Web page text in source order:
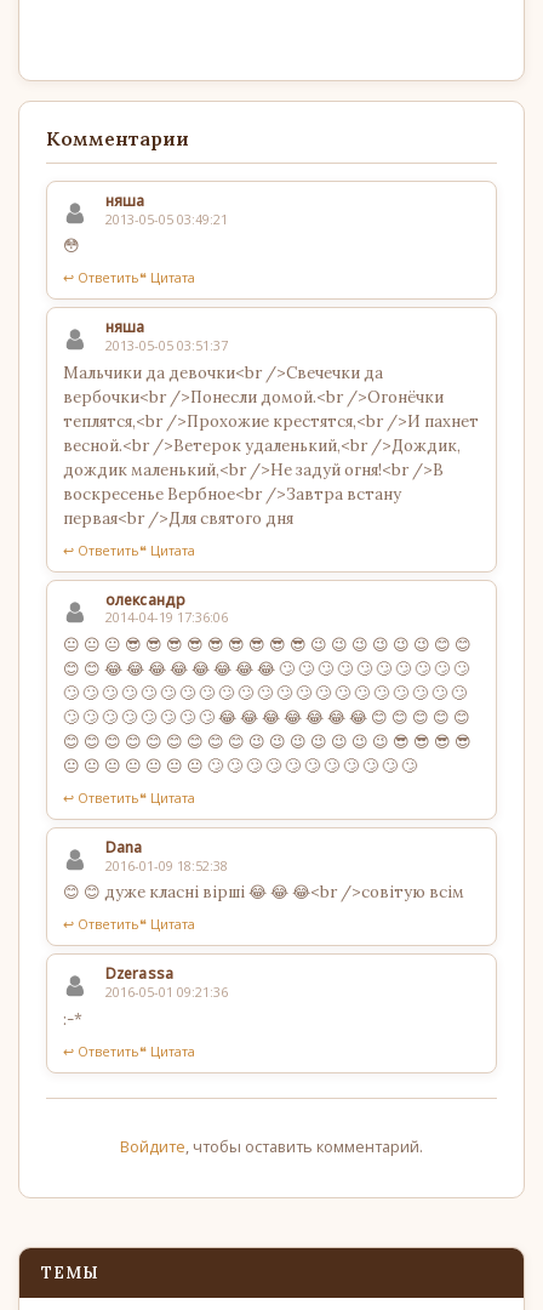
Комментарии
няша
2013-05-05 03:49:21
😳
↩ Ответить❝ Цитата
няша
2013-05-05 03:51:37
Мальчики да девочки<br />Свечечки да
вербочки<br />Понесли домой.<br />Огонёчки
теплятся,<br />Прохожие крестятся,<br />И пахнет
весной.<br />Ветерок удаленький,<br />Дождик,
дождик маленький,<br />Не задуй огня!<br />В
воскресенье Вербное<br />Завтра встану
первая<br />Для святого дня
↩ Ответить❝ Цитата
олександр
2014-04-19 17:36:06
😐 😐 😐 😎 😎 😎 😎 😎 😎 😎 😎 😎 😉 😉 😉 😉 😉 😉 😊 😊
😊 😊 😂 😂 😂 😂 😂 😂 😂 😂 🙄 🙄 🙄 🙄 🙄 🙄 🙄 🙄 🙄 🙄
🙄 🙄 🙄 🙄 🙄 🙄 🙄 🙄 🙄 🙄 🙄 🙄 🙄 🙄 🙄 🙄 🙄 🙄 🙄 🙄 🙄
🙄 🙄 🙄 🙄 🙄 🙄 🙄 🙄 😂 😂 😂 😂 😂 😂 😂 😊 😊 😊 😊 😊
😊 😊 😊 😊 😊 😊 😊 😊 😊 😉 😉 😉 😉 😉 😉 😉 😎 😎 😎 😎
😐 😐 😐 😐 😐 😐 😐 🙄 🙄 🙄 🙄 🙄 🙄 🙄 🙄 🙄 🙄 🙄
↩ Ответить❝ Цитата
Dana
2016-01-09 18:52:38
😊 😊 дуже класні вірші 😂 😂 😂<br />совітую всім
↩ Ответить❝ Цитата
Dzerassa
2016-05-01 09:21:36
:-*
↩ Ответить❝ Цитата
Войдите , чтобы оставить комментарий.
ТЕМЫ